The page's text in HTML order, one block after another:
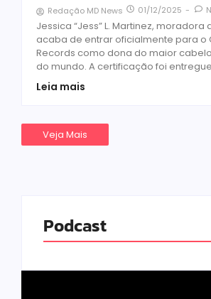
Redação MD News 01/12/2025 -
Jessica “Jess” L. Martinez, moradora
acaba de entrar oficialmente para o
Records como dona do maior
do mundo. A certificação foi
Leia mais
Veja Mais
Podcast